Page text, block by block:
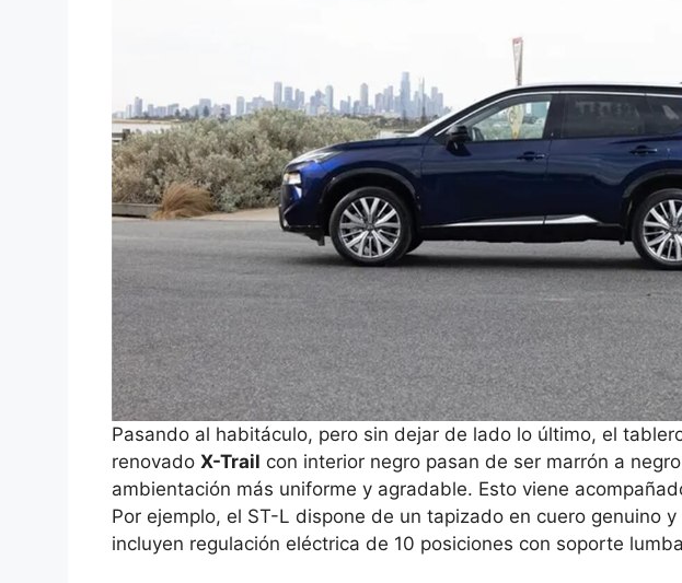
Pasando al habitáculo, pero sin dejar de lado lo último, el
renovado X-Trail con interior negro pasan de ser marrón a
ambientación más uniforme y agradable. Esto viene
Por ejemplo, el ST-L dispone de un tapizado en cuero genuino
incluyen regulación eléctrica de 10 posiciones con soporte